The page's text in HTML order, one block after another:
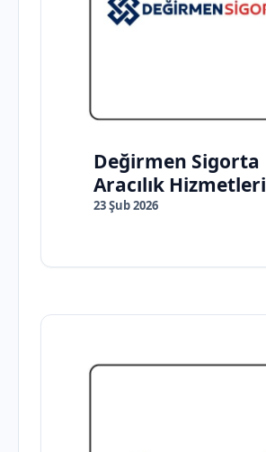
Değirmen Sigorta
Aracılık Hizmetleri
23 Şub 2026